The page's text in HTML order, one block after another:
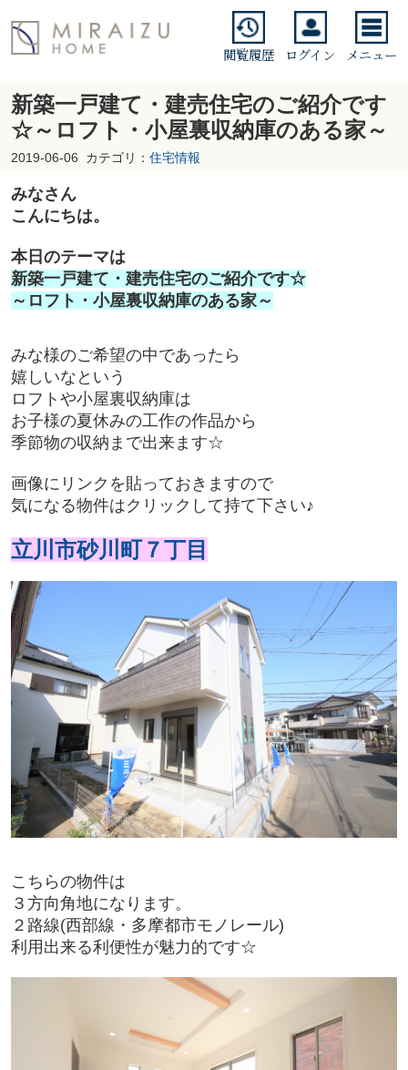
閲覧履歴 ログイン メニュー
新築一戸建て・建売住宅のご紹介です
☆～ロフト・小屋裏収納庫のある家～
2019-06-06 カテゴリ： 住宅情報
みなさん
こんにちは。
本日のテーマは
新築一戸建て・建売住宅のご紹介です☆
～ロフト・小屋裏収納庫のある家～
みな様のご希望の中であったら
嬉しいなという
ロフトや小屋裏収納庫は
お子様の夏休みの工作の作品から
季節物の収納まで出来ます☆
画像にリンクを貼っておきますので
気になる物件はクリックして持て下さい♪
立川市砂川町７丁目
こちらの物件は
３方向角地になります。
２路線(西部線・多摩都市モノレール)
利用出来る利便性が魅力的です☆